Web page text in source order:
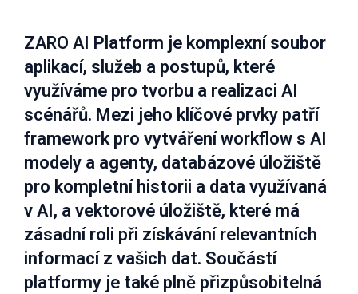
ZARO AI Platform je komplexní soubor
aplikací, služeb a postupů, které
využíváme pro tvorbu a realizaci AI
scénářů. Mezi jeho klíčové prvky patří
framework pro vytváření workflow s AI
modely a agenty, databázové úložiště
pro kompletní historii a data využívaná
v AI, a vektorové úložiště, které má
zásadní roli při získávání relevantních
informací z vašich dat. Součástí
platformy je také plně přizpůsobitelná